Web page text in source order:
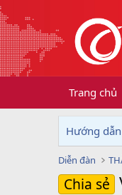
Trang chủ
Hướng
Diễn đàn
Chia sẻ